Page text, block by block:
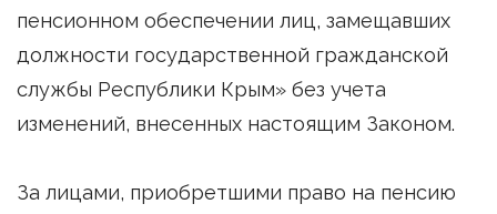
пенсионном обеспечении лиц, замещавших
должности государственной гражданской
службы Республики Крым» без учета
изменений, внесенных настоящим Законом.
За лицами, приобретшими право на пенсию